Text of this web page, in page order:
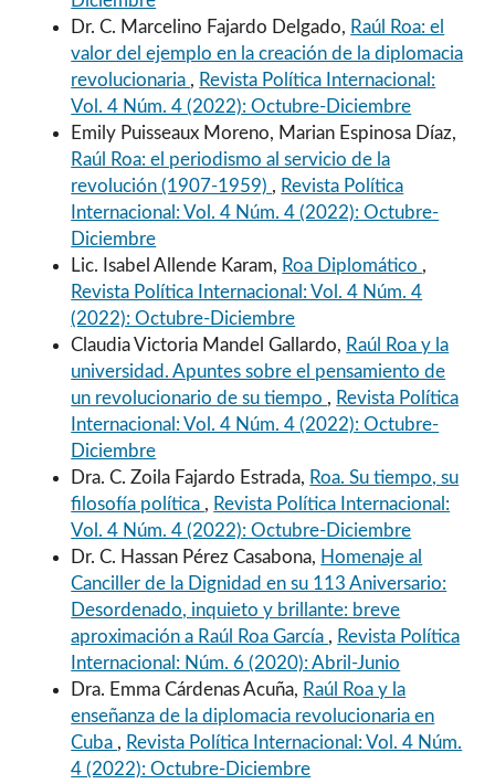
Dr. C. Marcelino Fajardo Delgado, Raúl Roa: el
valor del ejemplo en la creación de la diplomacia
revolucionaria , Revista Política Internacional:
Vol. 4 Núm. 4 (2022): Octubre-Diciembre
Emily Puisseaux Moreno, Marian Espinosa Díaz,
Raúl Roa: el periodismo al servicio de la
revolución (1907-1959) , Revista Política
Internacional: Vol. 4 Núm. 4 (2022): Octubre-
Diciembre
Lic. Isabel Allende Karam, Roa Diplomático ,
Revista Política Internacional: Vol. 4 Núm. 4
(2022): Octubre-Diciembre
Claudia Victoria Mandel Gallardo, Raúl Roa y la
universidad. Apuntes sobre el pensamiento de
un revolucionario de su tiempo , Revista Política
Internacional: Vol. 4 Núm. 4 (2022): Octubre-
Diciembre
Dra. C. Zoila Fajardo Estrada, Roa. Su tiempo, su
filosofía política , Revista Política Internacional:
Vol. 4 Núm. 4 (2022): Octubre-Diciembre
Dr. C. Hassan Pérez Casabona, Homenaje al
Canciller de la Dignidad en su 113 Aniversario:
Desordenado, inquieto y brillante: breve
aproximación a Raúl Roa García , Revista Política
Internacional: Núm. 6 (2020): Abril-Junio
Dra. Emma Cárdenas Acuña, Raúl Roa y la
enseñanza de la diplomacia revolucionaria en
Cuba , Revista Política Internacional: Vol. 4 Núm.
4 (2022): Octubre-Diciembre